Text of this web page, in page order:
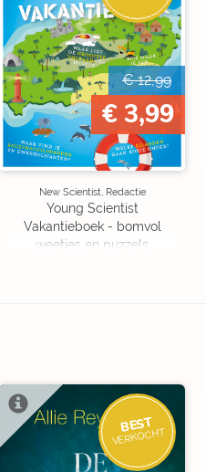
€ 12,99
€ 3,99
New Scientist, Redactie
Young Scientist
Vakantieboek - bomvol
weetjes en puzzels
BEST
VERKOCHT